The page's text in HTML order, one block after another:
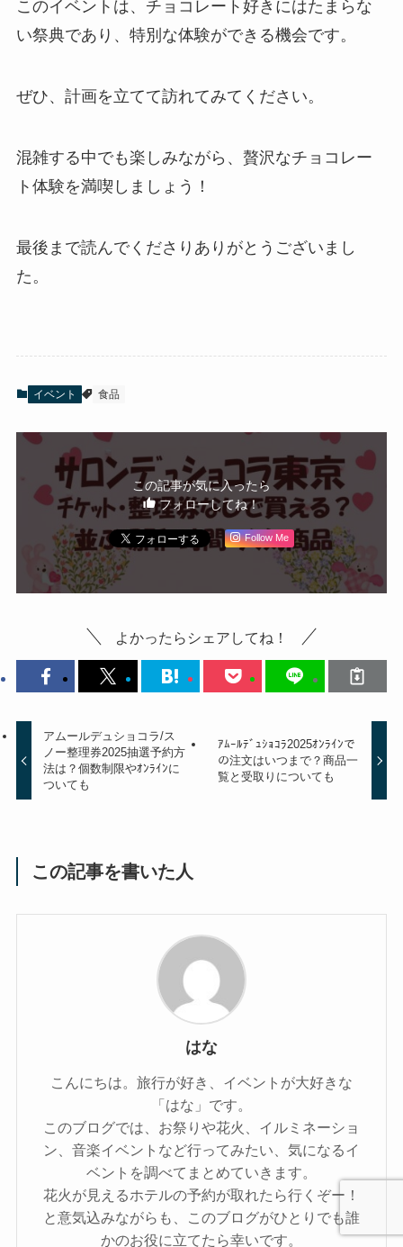
このイベントは、チョコレート好きにはたまらな
い祭典であり、特別な体験ができる機会です。
ぜひ、計画を立てて訪れてみてください。
混雑する中でも楽しみながら、贅沢なチョコレー
ト体験を満喫しましょう！
最後まで読んでくださりありがとうございまし
た。
イベント 食品
この記事が気に入ったら
フォローしてね！
Follow Me
よかったらシェアしてね！
アムールデュショコラ/ス
ノー整理券2025抽選予約方
法は？個数制限やｵﾝﾗｲﾝに
ついても
ｱﾑｰﾙﾃﾞｭｼｮｺﾗ2025ｵﾝﾗｲﾝで
の注文はいつまで？商品一
覧と受取りについても
この記事を書いた人
はな
こんにちは。旅行が好き、イベントが大好きな
「はな」です。
このブログでは、お祭りや花火、イルミネーショ
ン、音楽イベントなど行ってみたい、気になるイ
ベントを調べてまとめていきます。
花火が見えるホテルの予約が取れたら行くぞー！
と意気込みながらも、このブログがひとりでも誰
かのお役に立てたら幸いです。